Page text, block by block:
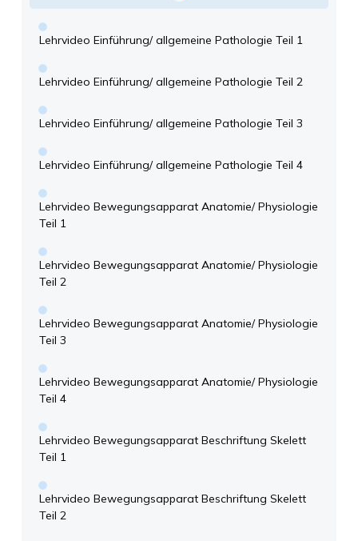
Lehrvideo Einführung/ allgemeine Pathologie Teil 1
Lehrvideo Einführung/ allgemeine Pathologie Teil 2
Lehrvideo Einführung/ allgemeine Pathologie Teil 3
Lehrvideo Einführung/ allgemeine Pathologie Teil 4
Lehrvideo Bewegungsapparat Anatomie/ Physiologie
Teil 1
Lehrvideo Bewegungsapparat Anatomie/ Physiologie
Teil 2
Lehrvideo Bewegungsapparat Anatomie/ Physiologie
Teil 3
Lehrvideo Bewegungsapparat Anatomie/ Physiologie
Teil 4
Lehrvideo Bewegungsapparat Beschriftung Skelett
Teil 1
Lehrvideo Bewegungsapparat Beschriftung Skelett
Teil 2